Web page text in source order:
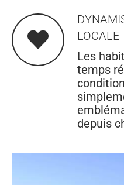
LOCALE
Les
temps
depuis